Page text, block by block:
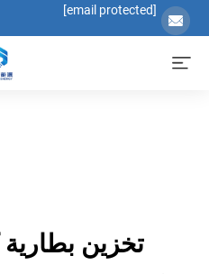
[email protected]
تخزين